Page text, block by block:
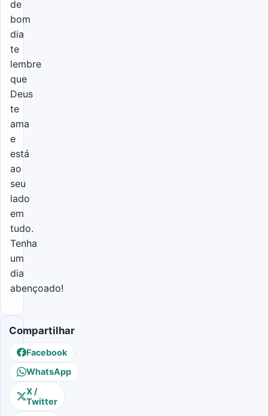
de
bom
dia
te
lembre
que
Deus
te
ama
e
está
ao
seu
lado
em
tudo.
Tenha
um
dia
abençoado!
Compartilhar
Facebook
WhatsApp
X /
Twitter